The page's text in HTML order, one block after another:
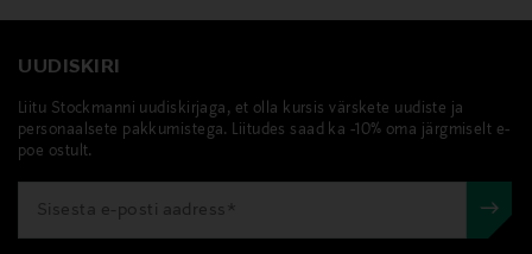
UUDISKIRI
Liitu Stockmanni uudiskirjaga, et olla kursis värskete uudiste ja
personaalsete pakkumistega. Liitudes saad ka -10% oma järgmiselt e-
poe ostult.